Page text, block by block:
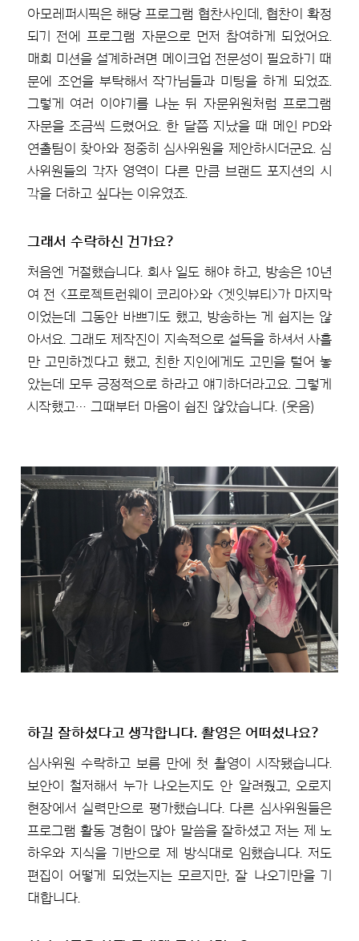
아모레퍼시픽은 해당 프로그램 협찬사인데, 협찬이 확정
되기 전에 프로그램 자문으로 먼저 참여하게 되었어요.
매회 미션을 설계하려면 메이크업 전문성이 필요하기 때
문에 조언을 부탁해서 작가님들과 미팅을 하게 되었죠.
그렇게 여러 이야기를 나눈 뒤 자문위원처럼 프로그램
자문을 조금씩 드렸어요. 한 달쯤 지났을 때 메인 PD와
연출팀이 찾아와 정중히 심사위원을 제안하시더군요. 심
사위원들의 각자 영역이 다른 만큼 브랜드 포지션의 시
각을 더하고 싶다는 이유였죠.
그래서 수락하신 건가요?
처음엔 거절했습니다. 회사 일도 해야 하고, 방송은 10년
여 전 <프로젝트런웨이 코리아>와 <겟잇뷰티>가 마지막
이었는데 그동안 바쁘기도 했고, 방송하는 게 쉽지는 않
아서요. 그래도 제작진이 지속적으로 설득을 하셔서 사흘
만 고민하겠다고 했고, 친한 지인에게도 고민을 털어 놓
았는데 모두 긍정적으로 하라고 얘기하더라고요. 그렇게
시작했고… 그때부터 마음이 쉽진 않았습니다. (웃음)
하길 잘하셨다고 생각합니다. 촬영은 어떠셨나요?
심사위원 수락하고 보름 만에 첫 촬영이 시작됐습니다.
보안이 철저해서 누가 나오는지도 안 알려줬고, 오로지
현장에서 실력만으로 평가했습니다. 다른 심사위원들은
프로그램 활동 경험이 많아 말씀을 잘하셨고 저는 제 노
하우와 지식을 기반으로 제 방식대로 임했습니다. 저도
편집이 어떻게 되었는지는 모르지만, 잘 나오기만을 기
대합니다.